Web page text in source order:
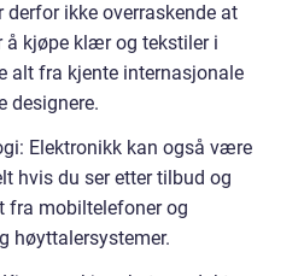
ikke overraskende at
å kjøpe klær og tekstiler i
alt fra kjente internasjonale
designere.
Elektronikk kan også være
hvis du ser etter tilbud og
fra mobiltelefoner og
høyttalersystemer.